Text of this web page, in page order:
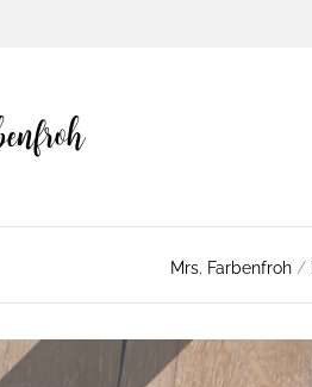
Mrs. Farbenfroh /